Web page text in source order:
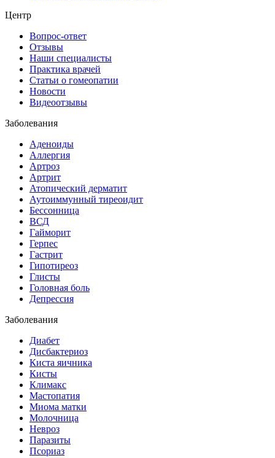
Центр
Вопрос-ответ
Отзывы
Наши специалисты
Практика врачей
Статьи о гомеопатии
Новости
Видеоотзывы
Заболевания
Аденоиды
Аллергия
Артроз
Артрит
Атопический дерматит
Аутоиммунный тиреоидит
Бессонница
ВСД
Гайморит
Герпес
Гастрит
Гипотиреоз
Глисты
Головная боль
Депрессия
Заболевания
Диабет
Дисбактериоз
Киста яичника
Кисты
Климакс
Мастопатия
Миома матки
Молочница
Невроз
Паразиты
Псориаз